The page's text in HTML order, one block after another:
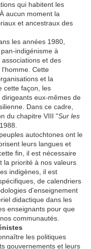
qui habitent les
aucun moment la
et ancestraux des
les années 1980,
indigénisme à
et des
Cette
et la
cette façon, les
eux-mêmes de
Dans ce cadre,
du chapitre VIII "Sur les
autochtones ont le
leurs langues et
fin, il est nécessaire
la priorité à nos valeurs
indigènes, il est
de calendriers
d'enseignement
didactique dans les
enseignants pour que
communautés.
les politiques
gouvernements et leurs